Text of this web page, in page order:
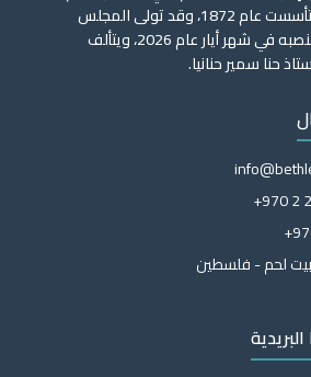
البلديات في فلسطين. وتأسست عام 1872، وقد تولى المجلس
البلدي الحالي المنتخب منصبه في شهر أيار عام 2026، ويتألف
+970 2
لحم - فلسطين